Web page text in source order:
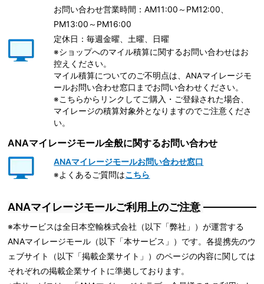
お問い合わせ営業時間：AM11:00～PM12:00、
PM13:00～PM16:00
定休日：毎週金曜、土曜、日曜
※ショップへのマイル積算に関するお問い合わせはお
控えください。
マイル積算についてのご不明点は、ANAマイレージモ
ールお問い合わせ窓口までお問い合わせください。
※こちらからリンクしてご購入・ご登録された場合、
マイレージの積算対象外となりますのでご注意くださ
い。
ANAマイレージモール全般に関するお問い合わせ
ANAマイレージモールお問い合わせ窓口
※よくあるご質問はこちら
ANAマイレージモールご利用上のご注意
※本サービスは全日本空輸株式会社（以下「弊社」）が運営する
ANAマイレージモール（以下「本サービス」）です。各提携先のウ
ェブサイト（以下「掲載企業サイト」）のページの内容に関しては
それぞれの掲載企業サイトに準拠しております。